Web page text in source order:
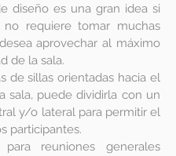
diseño es una gran idea si
requiere tomar muchas
aprovechar al máximo
de la sala.
de sillas orientadas hacia el
sala, puede dividirla con un
y/o lateral para permitir el
participantes.
para reuniones generales